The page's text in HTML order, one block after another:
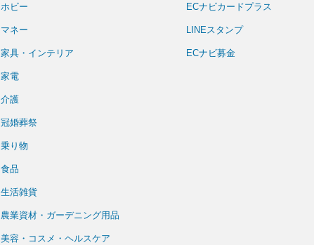
ホビー
マネー
家具・インテリア
家電
介護
冠婚葬祭
乗り物
食品
生活雑貨
農業資材・ガーデニング用品
美容・コスメ・ヘルスケア
ECナビカードプラス
LINEスタンプ
ECナビ募金